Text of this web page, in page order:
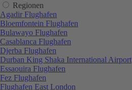
Regionen
Agadir Flughafen
Bloemfontein Flughafen
Bulawayo Flughafen
Casablanca Flughafen
Djerba Flughafen
Durban King Shaka International Airport
Essaouira Flughafen
Fez Flughafen
Flughafen East London